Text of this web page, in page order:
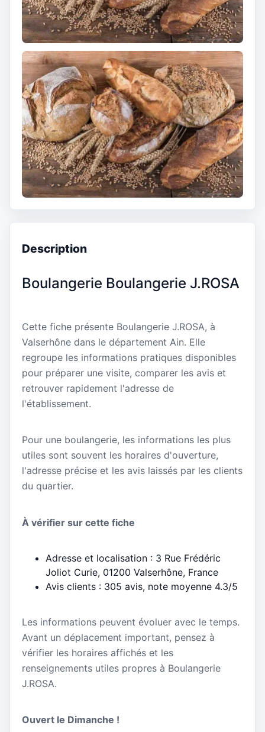
Description
Boulangerie Boulangerie J.ROSA
Cette fiche présente Boulangerie J.ROSA, à
Valserhône dans le département Ain. Elle
regroupe les informations pratiques disponibles
pour préparer une visite, comparer les avis et
retrouver rapidement l'adresse de
l'établissement.
Pour une boulangerie, les informations les plus
utiles sont souvent les horaires d'ouverture,
l'adresse précise et les avis laissés par les clients
du quartier.
À vérifier sur cette fiche
Adresse et localisation : 3 Rue Frédéric
Joliot Curie, 01200 Valserhône, France
Avis clients : 305 avis, note moyenne 4.3/5
Les informations peuvent évoluer avec le temps.
Avant un déplacement important, pensez à
vérifier les horaires affichés et les
renseignements utiles propres à Boulangerie
J.ROSA.
Ouvert le Dimanche !